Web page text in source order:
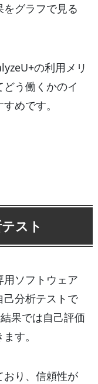
グラフで見る
の利用メリ
う働くかのイ
めです。
スト
ソフトウェア
己分析テストで
果では自己評価
す。
り、信頼性が